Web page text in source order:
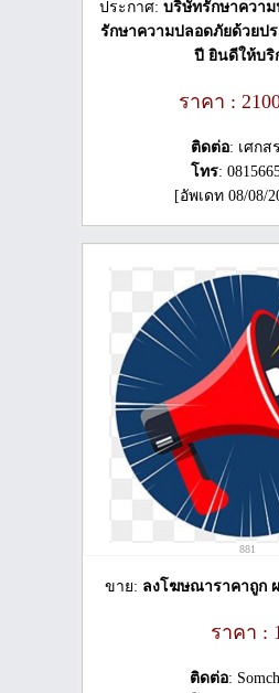
ประกาศ: บริษัทรักษาควา
รักษาความปลอดภัยด้วยป
ปี ยินดีให้บริ
ราคา :
ติดต่อ: เศกส
โทร:
[อัพเดท 08/08/
881
ขาย: ลงโฆษณาราคาถูก
ราคา :
ติดต่อ: